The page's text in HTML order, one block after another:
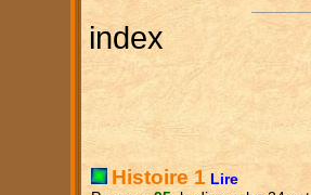
index
Histoire 1 Lire